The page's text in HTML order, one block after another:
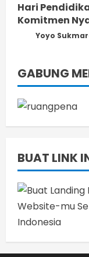
Hari
Komitmen
Yoyo
GABUNG
BUAT LINK